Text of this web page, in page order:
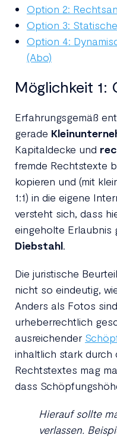
Option 2:
Option 3:
Option 4:
(Abo)
Möglichkeit 1:
Erfahrungsgemäß
gerade
Kapitaldecke und
fremde Rechtstexte
kopieren und (mit
1:1) in die eigene
versteht sich, dass
eingeholte Erlaubnis
Diebstahl.
Die juristische
nicht so eindeutig,
Anders als Fotos
urheberrechtlich
ausreichender
inhaltlich stark durch
Rechtstextes mag
dass
Hierauf sollte
verlassen.